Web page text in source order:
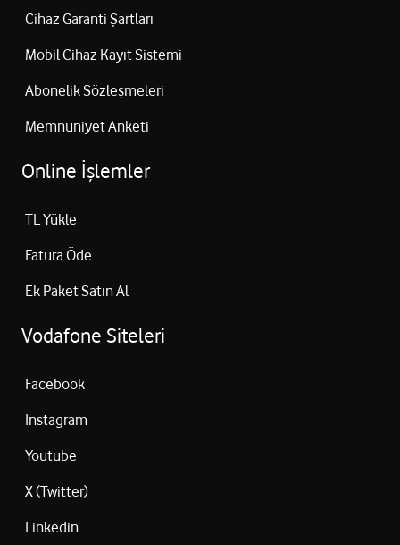
Cihaz Garanti Şartları
Mobil Cihaz Kayıt Sistemi
Abonelik Sözleşmeleri
Memnuniyet Anketi
Online İşlemler
TL Yükle
Fatura Öde
Ek Paket Satın Al
Vodafone Siteleri
Facebook
Instagram
Youtube
X (Twitter)
Linkedin